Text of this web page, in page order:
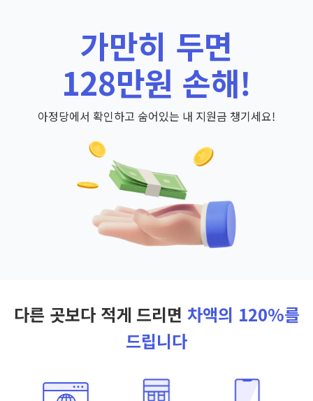
가만히 두면
128만원 손해!
아정당에서 확인하고 숨어있는 내 지원금 챙기세요!
다른 곳보다 적게 드리면 차액의 120%를
드립니다